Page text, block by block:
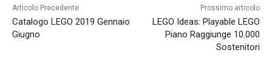
Articolo Precedente
Catalogo LEGO 2019 Gennaio
Giugno
Prossimo articolo
LEGO Ideas: Playable LEGO
Piano Raggiunge 10.000
Sostenitori